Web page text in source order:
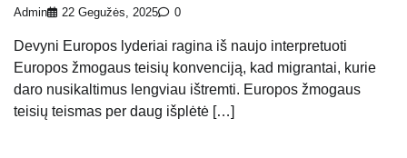
Admin 22 Gegužės, 2025 0
Devyni Europos lyderiai ragina iš naujo interpretuoti
Europos žmogaus teisių konvenciją, kad migrantai, kurie
daro nusikaltimus lengviau ištremti. Europos žmogaus
teisių teismas per daug išplėtė […]